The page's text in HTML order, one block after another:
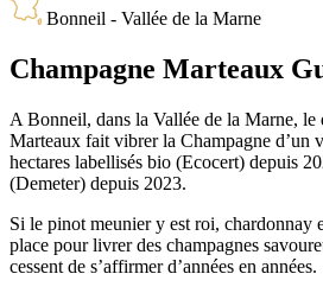
Bonneil - Vallée de la Marne
Champagne Marteaux
A Bonneil, dans la Vallée de la Marne,
Marteaux fait vibrer la Champagne d’un
hectares labellisés bio (Ecocert) depuis
(Demeter) depuis 2023.
Si le pinot meunier y est roi, chardonnay
place pour livrer des champagnes
cessent de s’affirmer d’années en années.